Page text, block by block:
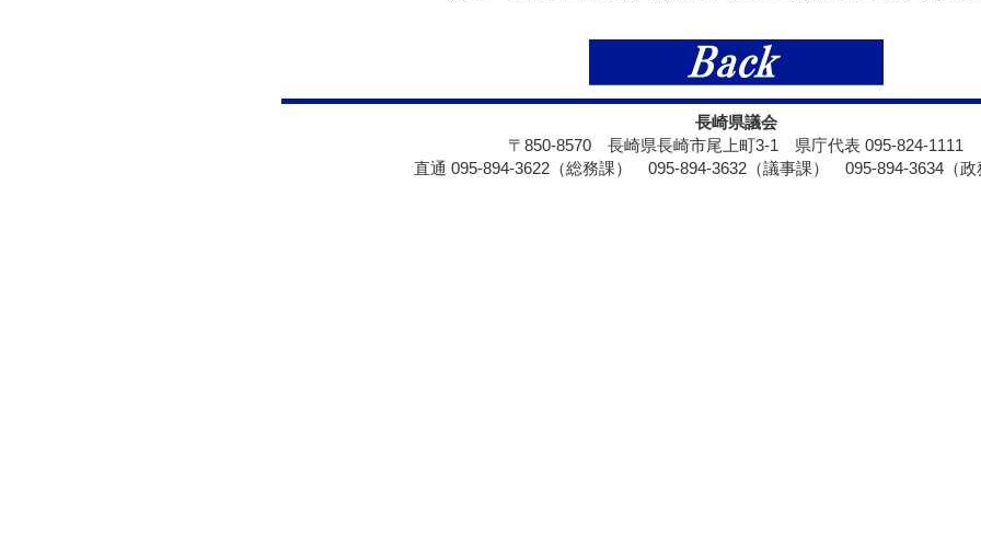
長崎県議会
〒850-8570 長崎県長崎市尾上町3-1 県庁代表 095-824-1111
直通 095-894-3622（総務課） 095-894-3632（議事課） 095-894-3634（政